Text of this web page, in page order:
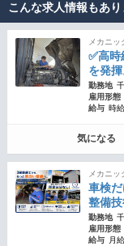
こんな求人情報もあ
メカニッ
✅高
を発
勤務地
雇用形態
給与 時
気になる
メカニッ
車検
整備技
勤務地
雇用形態
給与
月